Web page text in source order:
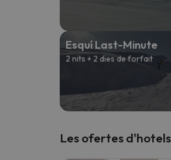
Esquí Last-Minute
2 nits + 2 dies de forfait
Les ofertes